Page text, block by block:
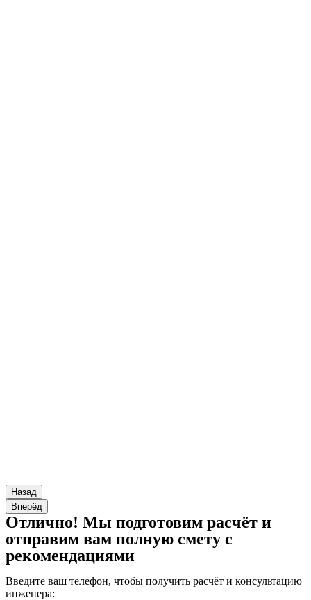
Назад
Вперёд
Отлично! Мы подготовим расчёт и
отправим вам полную смету с
рекомендациями
Введите ваш телефон, чтобы получить расчёт и консультацию
инженера: